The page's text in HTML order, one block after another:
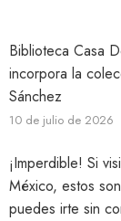
Biblioteca Casa
incorpora la
Sánchez
10 de julio de 2026
¡Imperdible! Si
México, estos
puedes irte sin